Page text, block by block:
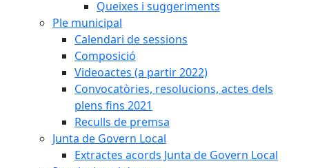
Queixes i suggeriments
Ple municipal
Calendari de sessions
Composició
Videoactes (a partir 2022)
Convocatòries, resolucions, actes dels
plens fins 2021
Reculls de premsa
Junta de Govern Local
Extractes acords Junta de Govern Local